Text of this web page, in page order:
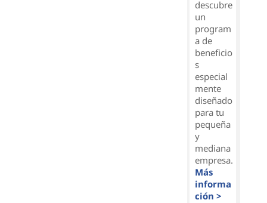
descubre
un
program
a de
beneficio
s
especial
mente
diseñado
para tu
pequeña
y
mediana
empresa.
Más
informa
ción >